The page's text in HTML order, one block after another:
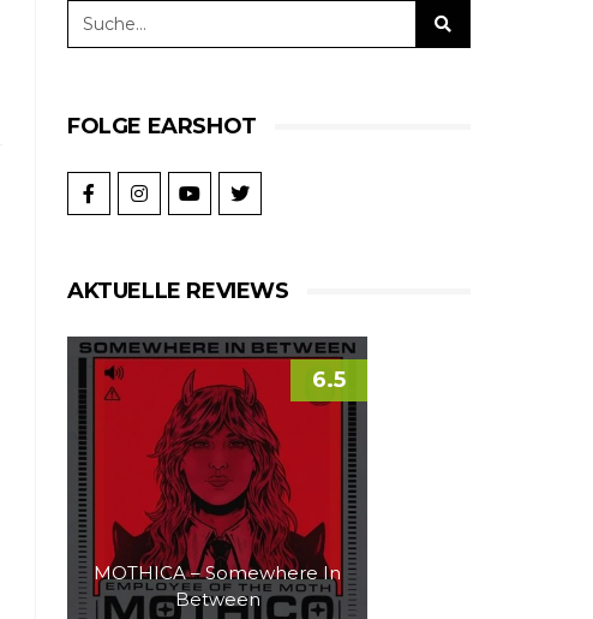
FOLGE EARSHOT
AKTUELLE REVIEWS
MOTHICA – Somewhere In
Between
6.5